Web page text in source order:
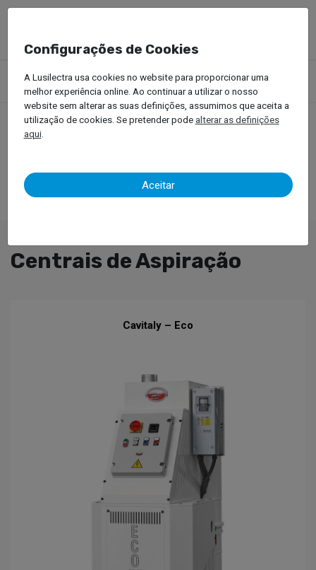
Produtos Equipamentos Oficinais
Pintura Automóvel
Centrais de Aspiração
Centrais de Aspiração
Cavitaly – Eco
Configurações de Cookies
A Lusilectra usa cookies no website para proporcionar uma
melhor experiência online. Ao continuar a utilizar o nosso
website sem alterar as suas definições, assumimos que aceita a
utilização de cookies. Se pretender podealterar as definições
aqui.
Aceitar